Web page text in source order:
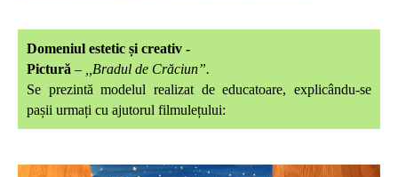
Domeniul estetic și creativ -
Pictură –
Bradul de Crăciun”.
Se prezintă modelul realizat de educatoare, explicându-se
pașii urmați cu ajutorul filmulețului: